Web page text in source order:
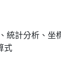
統計分析、坐
式